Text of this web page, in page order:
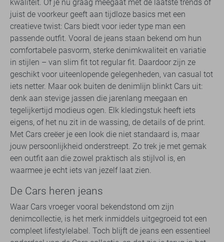
kwaliteit. Of je nu graag meegaat met de laatste trends of
juist de voorkeur geeft aan tijdloze basics met een
creatieve twist: Cars biedt voor ieder type man een
passende outfit. Vooral de jeans staan bekend om hun
comfortabele pasvorm, sterke denimkwaliteit en variatie
in stijlen – van slim fit tot regular fit. Daardoor zijn ze
geschikt voor uiteenlopende gelegenheden, van casual tot
iets netter. Maar ook buiten de denimlijn blinkt Cars uit:
denk aan stevige jassen die jarenlang meegaan en
tegelijkertijd modieus ogen. Elk kledingstuk heeft iets
eigens, of het nu zit in de wassing, de details of de print.
Met Cars creëer je een look die niet standaard is, maar
jouw persoonlijkheid onderstreept. Zo trek je met gemak
een outfit aan die zowel praktisch als stijlvol is, en
waarmee je echt iets van jezelf laat zien.
De Cars heren jeans
Waar Cars vroeger vooral bekendstond om zijn
denimcollectie, is het merk inmiddels uitgegroeid tot een
compleet lifestylelabel. Toch blijft de jeans een essentieel